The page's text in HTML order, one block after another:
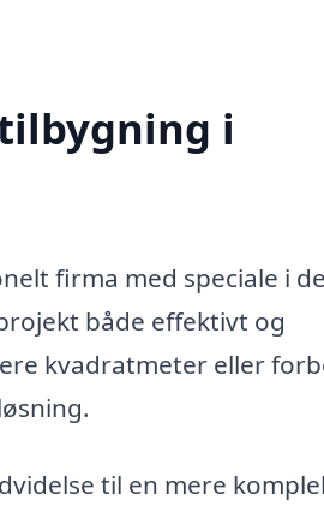
i
firma med speciale i
både effektivt og
kvadratmeter eller
til en mere